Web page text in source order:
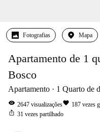
Fotografias Mapa
Apartamento de 1
Bosco
Apartamento 1 Quarto de
visibility 2647 visualizaçõesfavorite 187 vezes
ios_share 31 vezes partilhado